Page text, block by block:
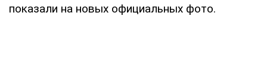
показали на новых официальных фото.